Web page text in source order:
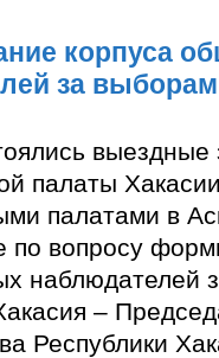
корпуса
за
выездные
палаты
палатами в
по вопросу
наблюдателей
–
Республики